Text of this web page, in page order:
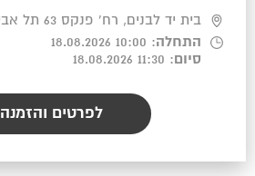
בית יד לבנים, רח' פנקס 63 תל אביב
התחלה: 10:00 18.08.2026
סיום: 11:30 18.08.2026
לפרטים והזמנה